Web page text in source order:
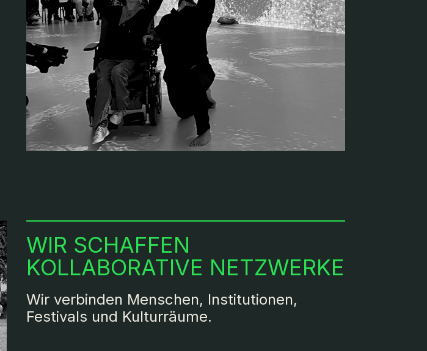
WIR SCHAFFEN
KOLLABORATIVE NETZWERKE
Wir verbinden Menschen, Institutionen,
Festivals und Kulturräume.